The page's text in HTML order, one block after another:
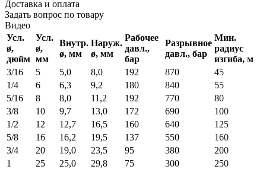
Доставка и оплата
Задать вопрос по товару
Видео
Усл.
ø,
дюйм
Усл.
ø,
мм
Внутр.
ø, мм
Наруж.
ø, мм
Рабочее
давл.,
бар
Разрывное
давл., бар
Мин.
радиус
изгиба, м
3/16
5 5,0 8,0 192 870
45
1/4
6 6,3 9,2 180 840
55
5/16
8 8,0 11,2 192 770
80
3/8
10 9,7 13,0 172 690
100
1/2
12 12,7 16,5 160 640
125
5/8
16 16,2 19,5 137 550
160
3/4
20 19,0 23,5 95 380
200
1
25 25,0 29,8 75 300 250